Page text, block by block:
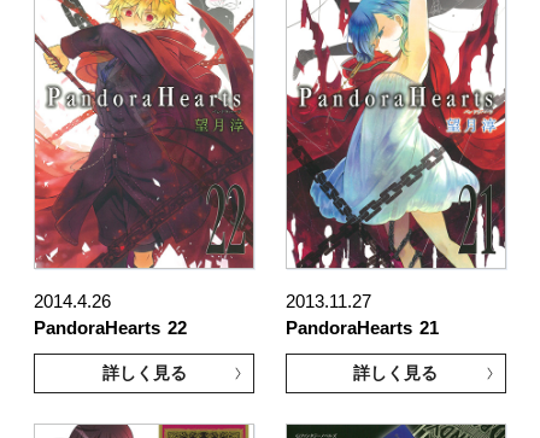
2014.4.26
PandoraHearts 22
詳しく見る
2013.11.27
PandoraHearts 21
詳しく見る